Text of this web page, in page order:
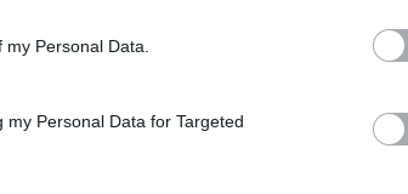
Personal Data.
Personal Data for Targeted